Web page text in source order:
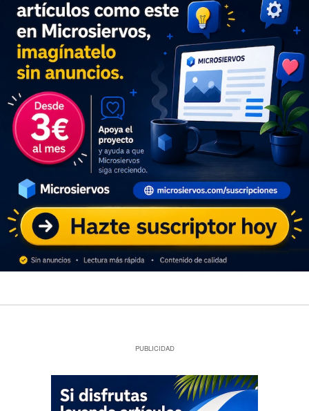
PUBLICIDAD